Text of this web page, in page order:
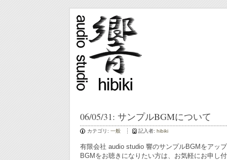
06/05/31: サンプルBGMについて
カテゴリ: 一般 記入者: hibiki
有限会社 audio studio 響のサンプルBGMをアッ
BGMをお聴きになりたい方は、お気軽にお申し